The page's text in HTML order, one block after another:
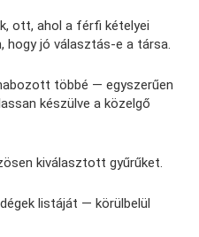
ott, ahol a férfi kételyei
hogy jó választás-e a társa.
többé — egyszerűen
készülve a közelgő
kiválasztott gyűrűket.
listáját — körülbelül